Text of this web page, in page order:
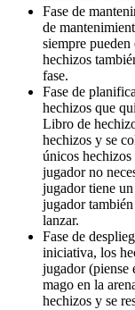
Fase de
de
siempre
hechizos
fase.
Fase de
hechizos que
Libro de
hechizos y se
únicos hechizos
jugador no
jugador tiene
jugador
lanzar.
Fase de
iniciativa, los
jugador (piense
mago en la
hechizos y se